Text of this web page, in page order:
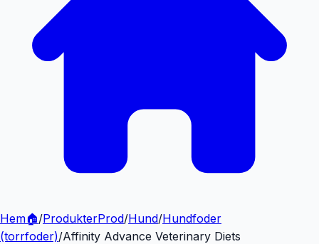
Hem🏠/ProdukterProd/Hund/Hundfoder
(torrfoder)/Affinity Advance Veterinary Diets